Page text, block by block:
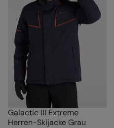
Galactic III Extreme
Herren-Skijacke Grau